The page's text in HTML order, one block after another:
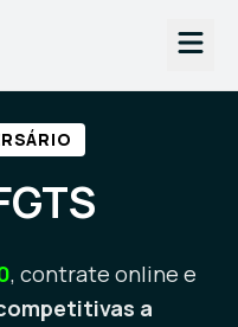
, contrate online e
a